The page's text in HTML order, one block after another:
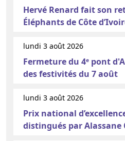
Hervé Renard fait son
Éléphants de Côte
lundi 3 août 2026
Fermeture du 4ᵉ pont
des festivités du 7 août
lundi 3 août 2026
Prix national
distingués par